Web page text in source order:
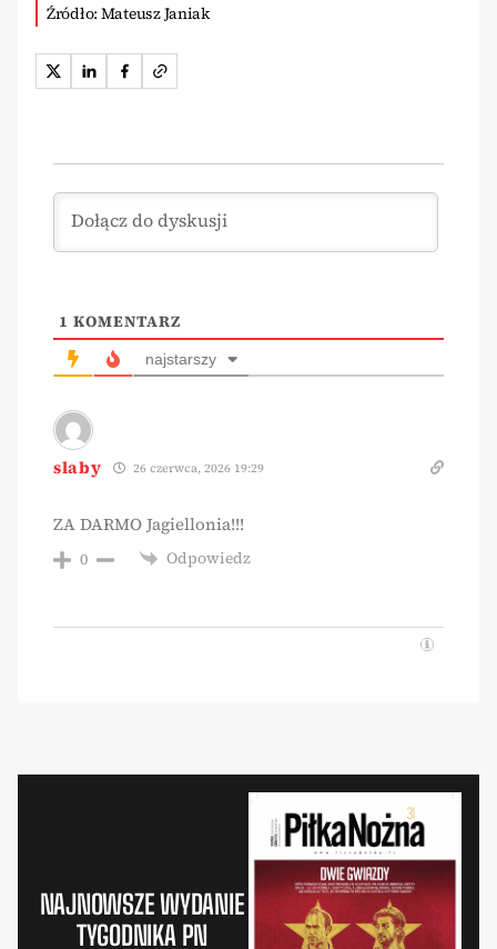
Źródło: Mateusz Janiak
1 KOMENTARZ
najstarszy
slaby 26 czerwca, 2026 19:29
ZA DARMO Jagiellonia!!!
0 Odpowiedz
NAJNOWSZE WYDANIE
TYGODNIKA PN